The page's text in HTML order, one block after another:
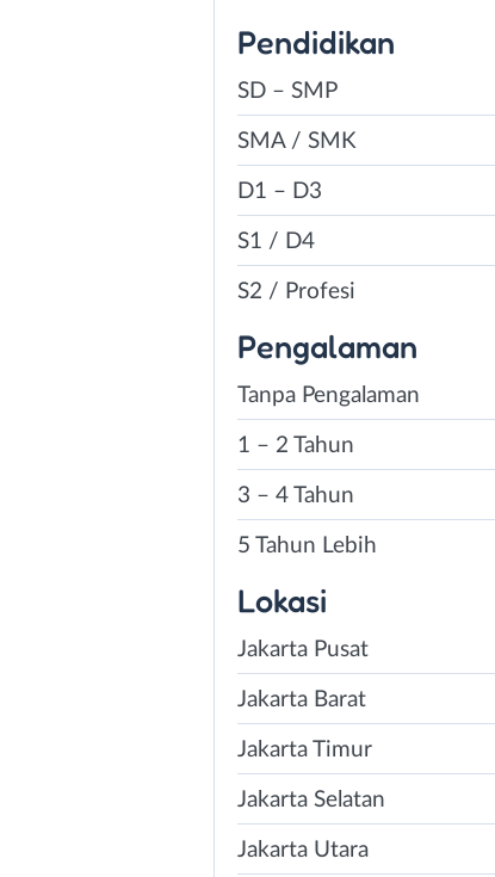
Pendidikan
SD – SMP
SMA / SMK
D1 – D3
S1 / D4
S2 / Profesi
Pengalaman
Tanpa Pengalaman
1 – 2 Tahun
3 – 4 Tahun
5 Tahun Lebih
Lokasi
Jakarta Pusat
Jakarta Barat
Jakarta Timur
Jakarta Selatan
Jakarta Utara